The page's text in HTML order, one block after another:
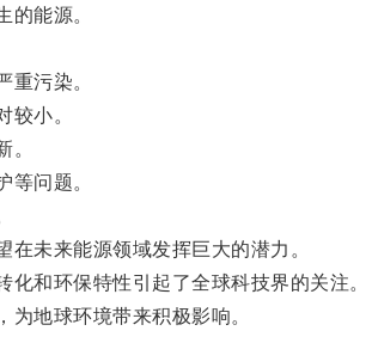
能源。
污染。
小。
问题。
未来能源领域发挥巨大的潜力。
和环保特性引起了全球科技界的关注。
地球环境带来积极影响。